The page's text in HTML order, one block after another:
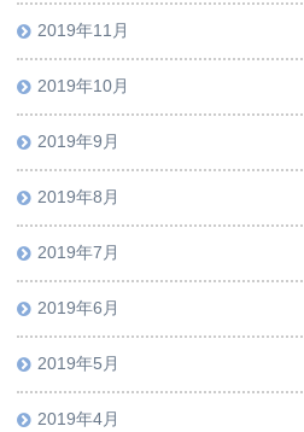
2019年11月
2019年10月
2019年9月
2019年8月
2019年7月
2019年6月
2019年5月
2019年4月